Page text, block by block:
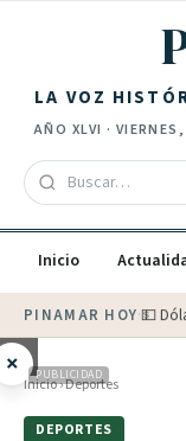
LA VOZ
AÑO XLVI ·
Inicio
PINAMAR HOY·💵
× PUBLICIDAD
Inicio›Deportes
DEPORTES